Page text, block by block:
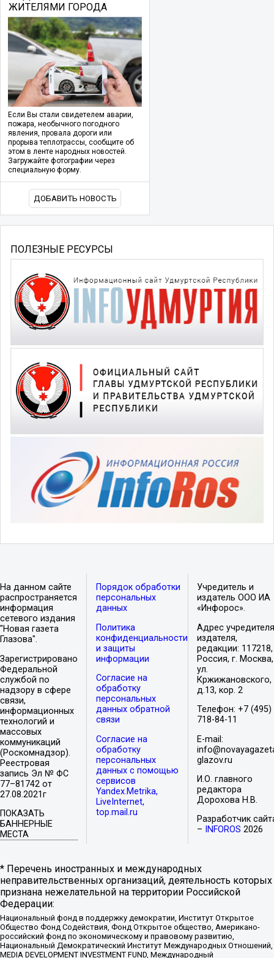
ЖИТЕЛЯМИ ГОРОДА
Если Вы стали свидетелем аварии,
пожара, необычного погодного
явления, провала дороги или
прорыва теплотрассы, сообщите об
этом в ленте народных новостей.
Загружайте фотографии через
специальную форму.
ДОБАВИТЬ НОВОСТЬ
ПОЛЕЗНЫЕ РЕСУРСЫ
На данном сайте
распространяется
информация
сетевого издания
"Новая газета
Глазова".
Зарегистрировано
Федеральной
службой по
надзору в сфере
связи,
информационных
технологий и
массовых
коммуникаций
(Роскомнадзор).
Реестровая
запись Эл № ФС
77–81742 от
27.08.2021г
ПОКАЗАТЬ
БАННЕРНЫЕ
МЕСТА
Порядок обработки
персональных
данных
Политика
конфиденциальности
и защиты
информации
Согласие на
обработку
персональных
данных обратной
связи
Согласие на
обработку
персональных
данных с помощью
сервисов
Yandex.Metrika,
LiveInternet,
top.mail.ru
Учредитель и
издатель ООО ИА
«Инфорос».
Адрес
издателя,
редакции: 117218,
Россия, г. Москва,
ул.
Кржижановского,
д.13, кор. 2
Телефон: +7 (495)
718-84-11
E-mail:
glazov.ru
И.О. главного
редактора
Дорохова Н.В.
Разработчик
–
INFOROS 2026
* Перечень иностранных и международных
неправительственных организаций, деятельность которых
признана нежелательной на территории Российской
Федерации:
Национальный фонд в поддержку демократии, Институт Открытое
Общество Фонд Содействия, Фонд Открытое общество, Американо-
российский фонд по экономическому и правовому развитию,
Национальный Демократический Институт Международных Отношений,
MEDIA DEVELOPMENT INVESTMENT FUND, Международный